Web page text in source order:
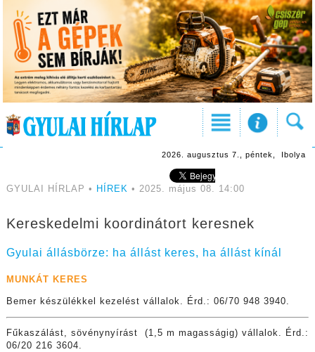
2026. augusztus 7., péntek, Ibolya
GYULAI HÍRLAP • HÍREK • 2025. május 08. 14:00
Kereskedelmi koordinátort keresnek
Gyulai állásbörze: ha állást keres, ha állást kínál
MUNKÁT KERES
Bemer készülékkel kezelést vállalok. Érd.: 06/70 948 3940.
Fűkaszálást, sövénynyírást (1,5 m magasságig) vállalok. Érd.:
06/20 216 3604.